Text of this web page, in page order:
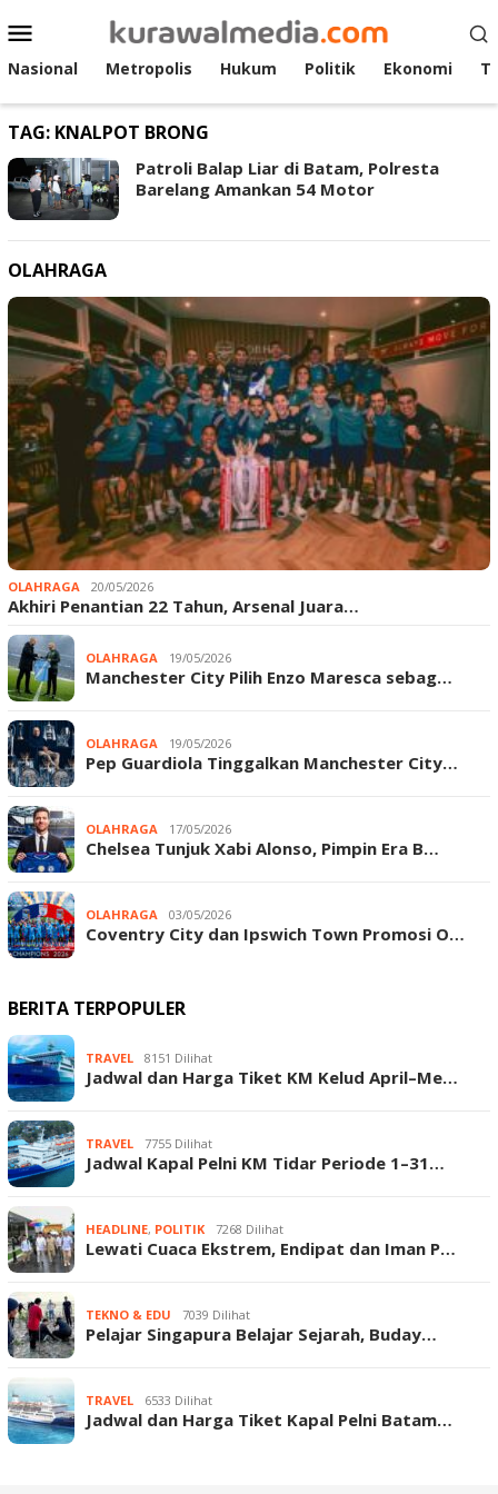
ke
konten
Menu
Mobile
Nasional Metropolis Hukum Politik Ekonomi
TAG: KNALPOT BRONG
Patroli Balap Liar di Batam, Polresta
Barelang Amankan 54 Motor
OLAHRAGA
OLAHRAGA 20/05/2026
Akhiri Penantian 22 Tahun, Arsenal Juara…
OLAHRAGA 19/05/2026
Manchester City Pilih Enzo Maresca sebag…
OLAHRAGA 19/05/2026
Pep Guardiola Tinggalkan Manchester City…
OLAHRAGA 17/05/2026
Chelsea Tunjuk Xabi Alonso, Pimpin Era B…
OLAHRAGA 03/05/2026
Coventry City dan Ipswich Town Promosi O…
BERITA TERPOPULER
TRAVEL 8151 Dilihat
Jadwal dan Harga Tiket KM Kelud April–Me…
TRAVEL 7755 Dilihat
Jadwal Kapal Pelni KM Tidar Periode 1–31…
HEADLINE, POLITIK 7268 Dilihat
Lewati Cuaca Ekstrem, Endipat dan Iman P…
TEKNO & EDU 7039 Dilihat
Pelajar Singapura Belajar Sejarah, Buday…
TRAVEL 6533 Dilihat
Jadwal dan Harga Tiket Kapal Pelni Batam…